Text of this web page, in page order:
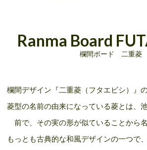
Ranma Board
欄間ボード 二重菱
欄間デザイン『二重菱（フタエビシ）』
菱型の名前の由来になっている菱とは、
前で、その実の形が似ていることから
もっとも古典的な和風デザインの一つで